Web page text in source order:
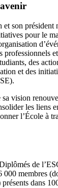
son président
pour le
professionnels
des
et des
vision
les liens
l’École à
de
000 membres
dans